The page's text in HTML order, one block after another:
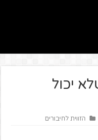
יכול
הזווית לחיבורים